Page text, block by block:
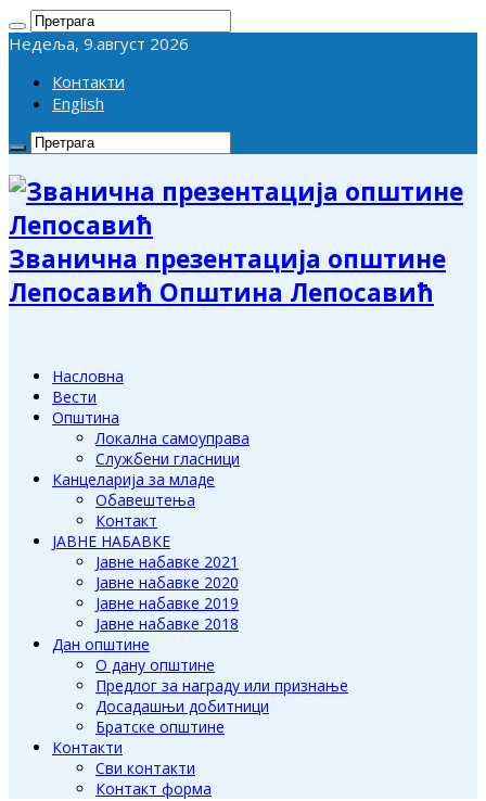
Недеља, 9.август 2026
Контакти
English
Званична презентација општине
Лепосавић Општина Лепосавић
Насловна
Вести
Општина
Локална самоуправа
Службени гласници
Канцеларија за младе
Обавештења
Контакт
ЈАВНЕ НАБАВКЕ
Јавне набавке 2021
Јавне набавке 2020
Јавне набавке 2019
Јавне набавке 2018
Дан општине
О дану општине
Предлог за награду или признање
Досадашњи добитници
Братске општине
Контакти
Сви контакти
Контакт форма